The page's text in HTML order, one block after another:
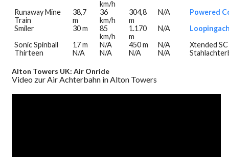
km/h
Runaway Mine
Train
38,7
m
36
km/h
304,8
m
N/A
Powered
Smiler
30 m
85
km/h
1.170
m
N/A
Sonic Spinball
17 m N/A 450 m N/A
Xtended
Thirteen
N/A N/A N/A N/A
Alton Towers UK: Air Onride
Video zur Air Achterbahn in Alton Towers